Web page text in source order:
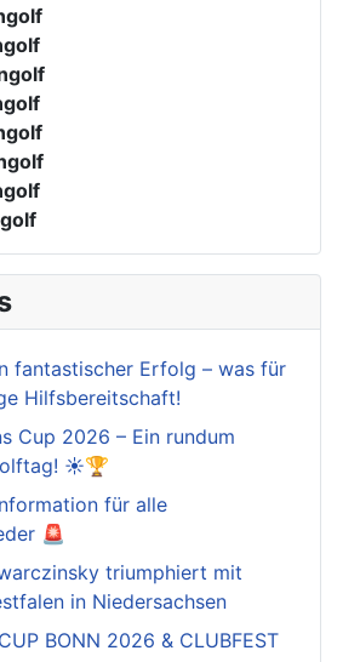
fantastischer Erfolg – was für
Hilfsbereitschaft!
Cup 2026 – Ein rundum
☀️🏆
für alle
🚨
triumphiert mit
in Niedersachsen
BONN 2026 & CLUBFEST